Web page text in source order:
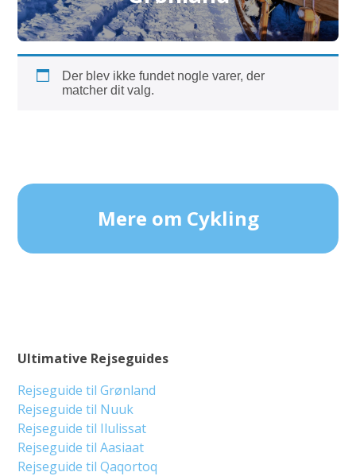
Der blev ikke fundet nogle varer, der
matcher dit valg.
Mere om Cykling
Ultimative Rejseguides
Rejseguide til Grønland
Rejseguide til Nuuk
Rejseguide til Ilulissat
Rejseguide til Aasiaat
Rejseguide til Qaqortoq